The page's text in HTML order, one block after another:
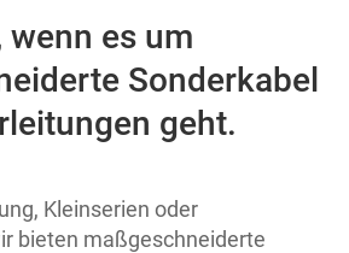
wenn es um
Sonderkabel
geht.
Kleinserien oder
bieten maßgeschneiderte